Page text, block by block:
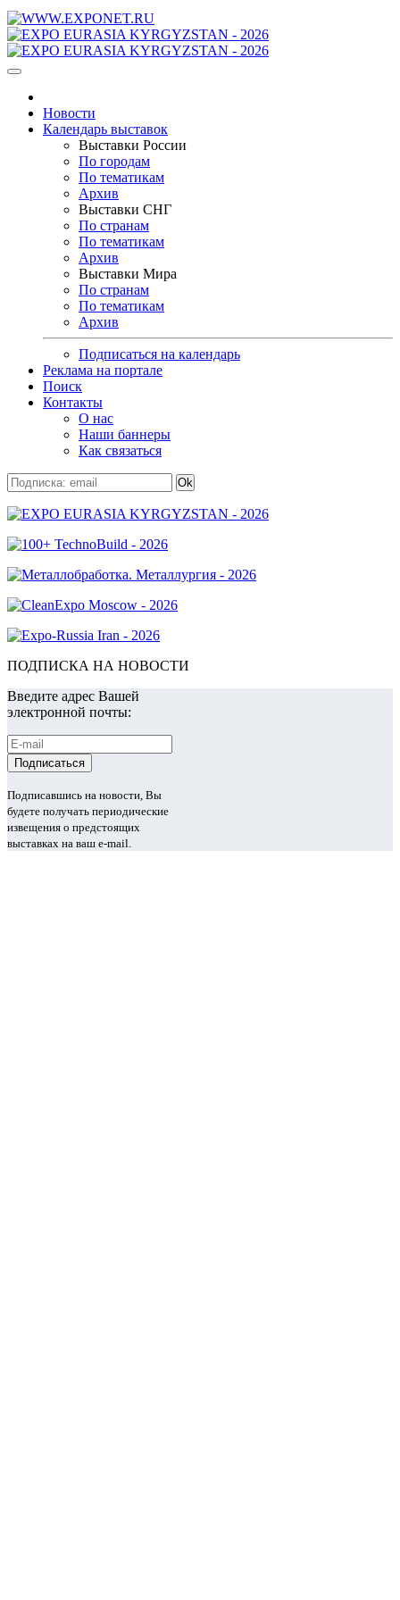
Новости
Календарь выставок
Выставки России
По городам
По тематикам
Архив
Выставки СНГ
По странам
По тематикам
Архив
Выставки Мира
По странам
По тематикам
Архив
Подписаться на календарь
Реклама на портале
Поиск
Контакты
О нас
Наши баннеры
Как связаться
ПОДПИСКА НА НОВОСТИ
Введите адрес Вашей
электронной почты:
Подписавшись на новости, Вы
будете получать периодические
извещения о предстоящих
выставках на ваш e-mail.